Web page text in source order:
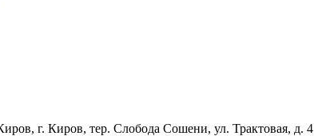
г. Киров, тер. Слобода Сошени, ул. Трактовая, д. 4